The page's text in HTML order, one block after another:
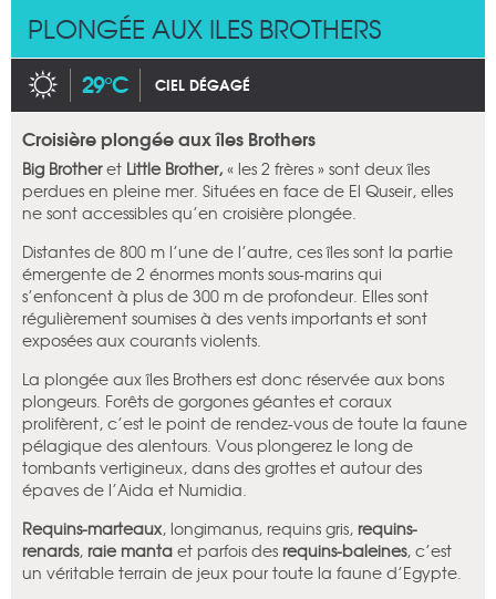
PLONGÉE AUX ILES BROTHERS
29°C CIEL DÉGAGÉ
Croisière plongée aux îles Brothers
Big Brotheret Little Brother, « les 2 frères » sont deux îles
perdues en pleine mer. Situées en face de El Quseir, elles
ne sont accessibles qu’en croisière plongée.
Distantes de 800 m l’une de l’autre, ces îles sont la partie
émergente de 2 énormes monts sous-marins qui
s’enfoncent à plus de 300 m de profondeur. Elles sont
régulièrement soumises à des vents importants et sont
exposées aux courants violents.
La plongée aux îles Brothers est donc réservée aux bons
plongeurs. Forêts de gorgones géantes et coraux
prolifèrent, c’est le point de rendez-vous de toute la faune
pélagique des alentours. Vous plongerez le long de
tombants vertigineux, dans des grottes et autour des
épaves de l’Aida et Numidia.
Requins-marteaux, longimanus, requins gris, requins-
renards, raie manta et parfois des requins-baleines, c’est
un véritable terrain de jeux pour toute la faune d’Egypte.